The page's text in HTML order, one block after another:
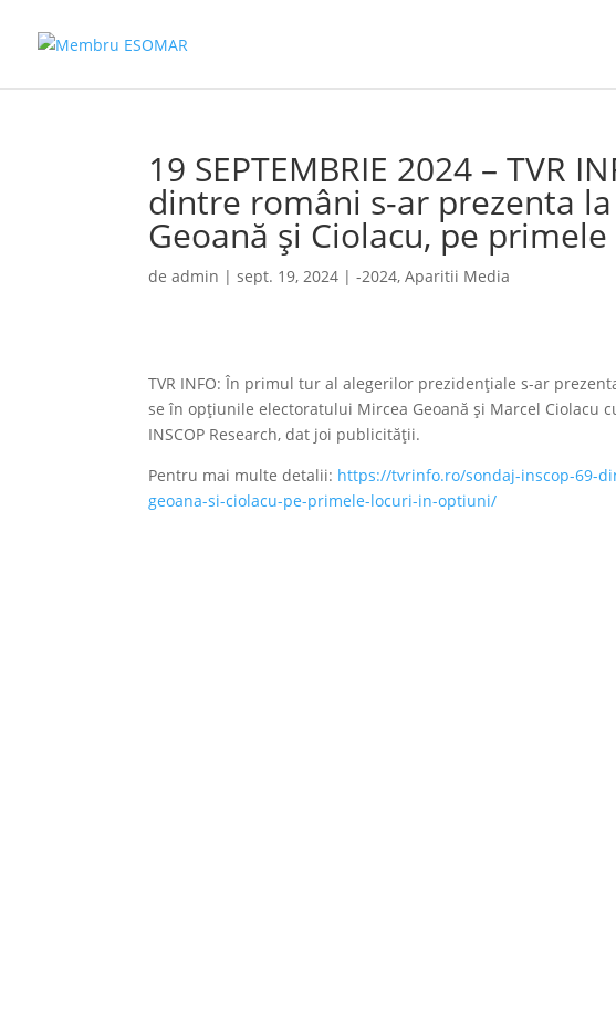
19 SEPTEMBRIE 2024 – TVR
dintre români s-ar prezenta
Geoană şi Ciolacu, pe
deadmin |sept. 19, 2024 |-2024,Aparitii Media
TVR INFO: În primul tur al alegerilor prezidenţiale s-ar
se în opţiunile electoratului Mircea Geoană şi Marcel Ciolacu
INSCOP Research, dat joi publicităţii.
Pentru mai multe detalii: https://tvrinfo.ro/sondaj-inscop-69-
geoana-si-ciolacu-pe-primele-locuri-in-optiuni/